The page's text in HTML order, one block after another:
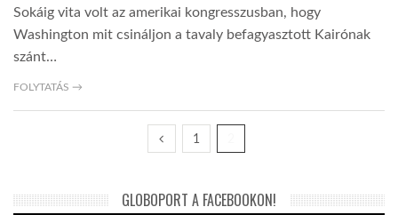
AUSZTRÁLIA
Sokáig vita volt az amerikai kongresszusban, hogy
Washington mit csináljon a tavaly befagyasztott Kairónak
szánt…
FOLYTATÁS →
1
GLOBOPORT A FACEBOOKON!